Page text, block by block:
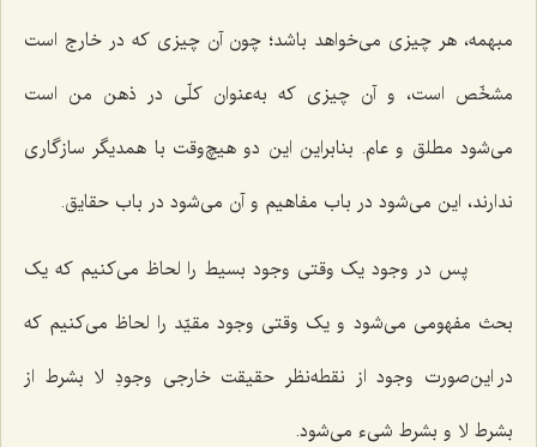
مبهمه، هر چیزی می‌خواهد باشد؛ چون آن چیزی که در خارج است
مشخّص است، و آن چیزی که به‌عنوان کلّی در ذهن من است
می‌شود مطلق و عام. بنابراین این دو هیچ‌وقت با همدیگر سازگاری
ندارند، این می‌شود در باب مفاهیم و آن می‌شود در باب حقایق.
پس در وجود یک وقتی وجود بسیط را لحاظ می‌کنیم که یک
بحث مفهومی می‌شود و یک وقتی وجود مقیّد را لحاظ می‌کنیم که
در این‌صورت وجود از نقطه‌نظر حقیقت خارجی وجودِ لا بشرط از
بشرط لا و بشرط شیء می‌شود.